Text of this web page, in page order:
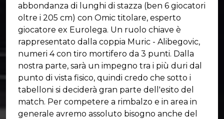
abbondanza di lunghi di stazza (ben 6 giocatori
oltre i 205 cm) con Omic titolare, esperto
giocatore ex Eurolega. Un ruolo chiave è
rappresentato dalla coppia Muric - Alibegovic,
numeri 4 con tiro mortifero da 3 punti. Dalla
nostra parte, sarà un impegno tra i più duri dal
punto di vista fisico, quindi credo che sotto i
tabelloni si deciderà gran parte dell'esito del
match. Per competere a rimbalzo e in area in
generale avremo assoluto bisogno anche del